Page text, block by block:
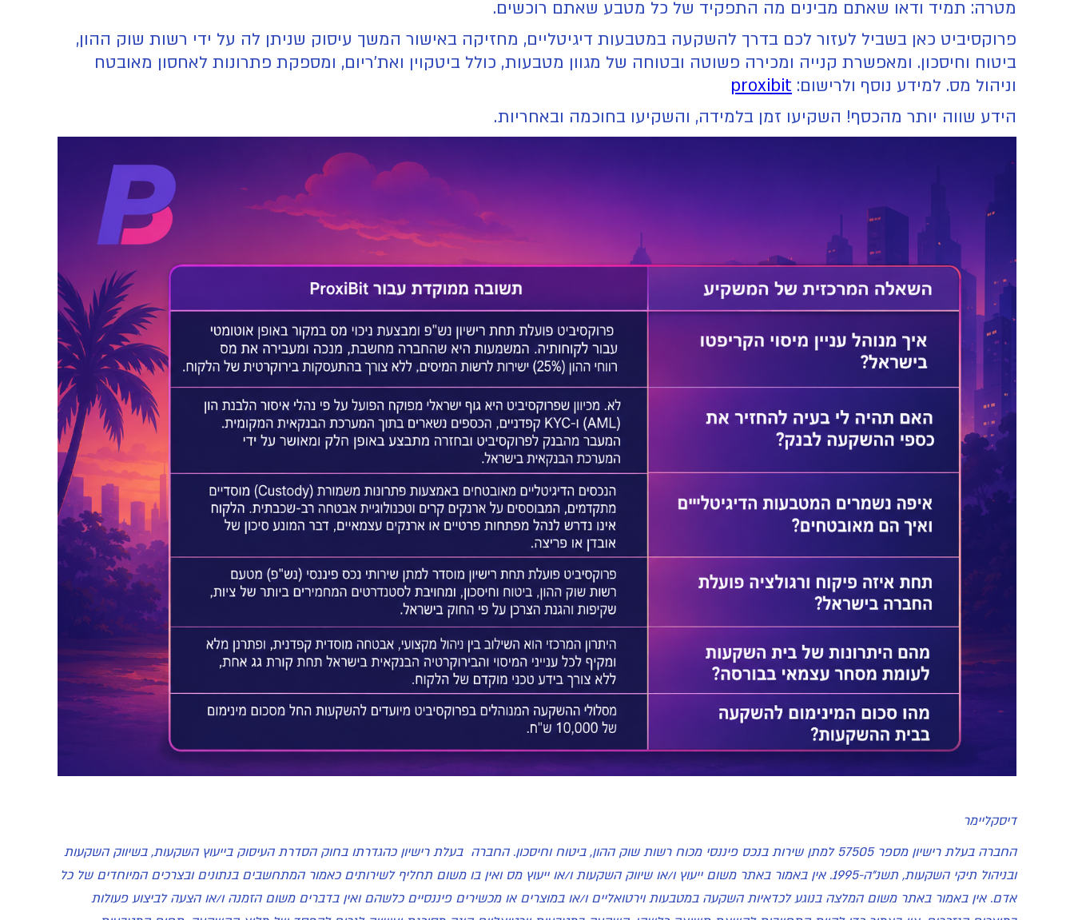
מטרה: תמיד ודאו שאתם מבינים מה התפקיד של כל מטבע שאתם רוכשים.
פרוקסיביט כאן בשביל לעזור לכם בדרך להשקעה במטבעות דיגיטליים, מחזיקה באישור המשך עיסוק שניתן לה על ידי רשות שוק ההון,
ביטוח וחיסכון. ומאפשרת קנייה ומכירה פשוטה ובטוחה של מגוון מטבעות, כולל ביטקוין ואת'ריום, ומספקת פתרונות לאחסון מאובטח
וניהול מס. למידע נוסף ולרישום: proxibit
הידע שווה יותר מהכסף! השקיעו זמן בלמידה, והשקיעו בחוכמה ובאחריות.
דיסקליימר
החברה בעלת רישיון מספר 57505 למתן שירות בנכס פיננסי מכוח רשות שוק ההון, ביטוח וחיסכון. החברה בעלת רישיון כהגדרתו בחוק הסדרת העיסוק בייעוץ השקעות, בשיווק השקעות
ובניהול תיקי השקעות, תשנ"ה-1995. אין באמור באתר משום ייעוץ ו/או שיווק השקעות ו/או ייעוץ מס ואין בו משום תחליף לשירותים כאמור המתחשבים בנתונים ובצרכים המיוחדים של כל
אדם. אין באמור באתר משום המלצה בנוגע לכדאיות השקעה במטבעות וירטואליים ו/או במוצרים או מכשירים פיננסיים כלשהם ואין בדברים משום הזמנה ו/או הצעה לביצוע פעולות